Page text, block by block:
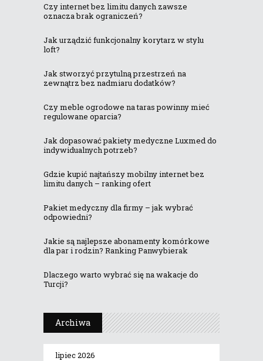
Czy internet bez limitu danych zawsze
oznacza brak ograniczeń?
Jak urządzić funkcjonalny korytarz w stylu
loft?
Jak stworzyć przytulną przestrzeń na
zewnątrz bez nadmiaru dodatków?
Czy meble ogrodowe na taras powinny mieć
regulowane oparcia?
Jak dopasować pakiety medyczne Luxmed do
indywidualnych potrzeb?
Gdzie kupić najtańszy mobilny internet bez
limitu danych – ranking ofert
Pakiet medyczny dla firmy – jak wybrać
odpowiedni?
Jakie są najlepsze abonamenty komórkowe
dla par i rodzin? Ranking Panwybierak
Dlaczego warto wybrać się na wakacje do
Turcji?
Archiwa
lipiec 2026